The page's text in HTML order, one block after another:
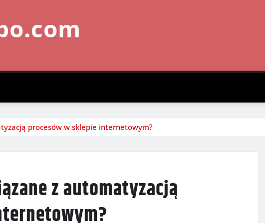
procesów w sklepie internetowym?
z automatyzacją